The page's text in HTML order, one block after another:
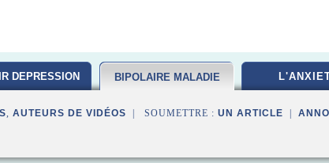
DEPRESSION BIPOLAIRE MALADIE
, AUTEURS DE VIDÉOS | SOUMETTRE : UN ARTICLE